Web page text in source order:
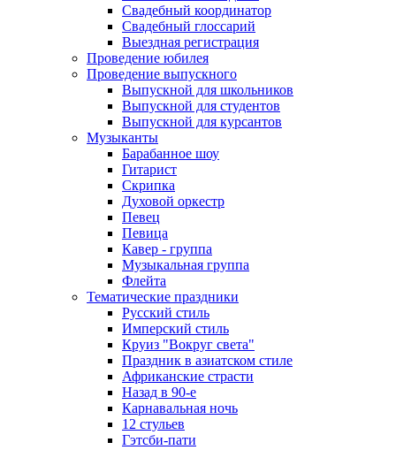
Свадебный координатор
Свадебный глоссарий
Выездная регистрация
Проведение юбилея
Проведение выпускного
Выпускной для школьников
Выпускной для студентов
Выпускной для курсантов
Музыканты
Барабанное шоу
Гитарист
Скрипка
Духовой оркестр
Певец
Певица
Кавер - группа
Музыкальная группа
Флейта
Тематические праздники
Русский стиль
Имперский стиль
Круиз "Вокруг света"
Праздник в азиатском стиле
Африканские страсти
Назад в 90-е
Карнавальная ночь
12 стульев
Гэтсби-пати